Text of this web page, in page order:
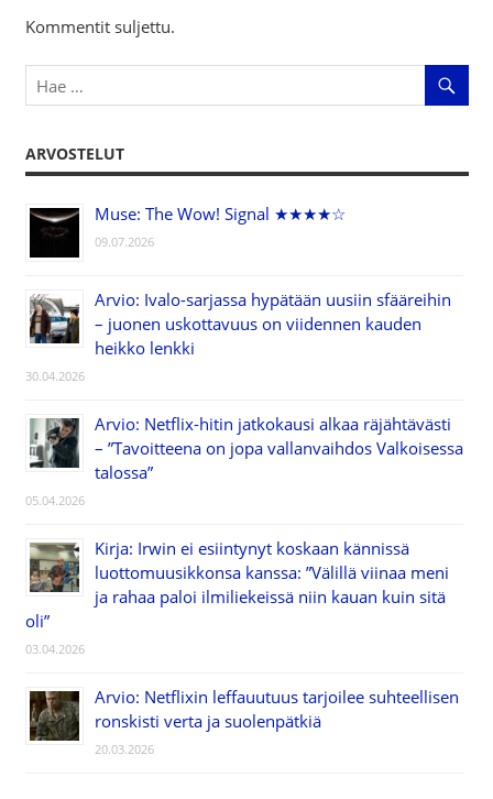
Kommentit suljettu.
ARVOSTELUT
Muse: The Wow! Signal ★★★★☆
09.07.2026
Arvio: Ivalo-sarjassa hypätään uusiin sfääreihin
– juonen uskottavuus on viidennen kauden
heikko lenkki
30.04.2026
Arvio: Netflix-hitin jatkokausi alkaa räjähtävästi
– ”Tavoitteena on jopa vallanvaihdos Valkoisessa
talossa”
05.04.2026
Kirja: Irwin ei esiintynyt koskaan kännissä
luottomuusikkonsa kanssa: ”Välillä viinaa meni
ja rahaa paloi ilmiliekeissä niin kauan kuin sitä
oli”
03.04.2026
Arvio: Netflixin leffauutuus tarjoilee suhteellisen
ronskisti verta ja suolenpätkiä
20.03.2026